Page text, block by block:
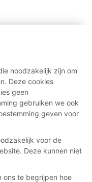
noodzakelijk zijn om
Deze cookies
geen
gebruiken we ook
geven voor
voor de
Deze kunnen niet
ons te begrijpen hoe